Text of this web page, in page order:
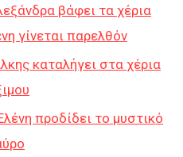
βάφει τα χέρια
γίνεται παρελθόν
καταλήγει στα χέρια
προδίδει το μυστικό